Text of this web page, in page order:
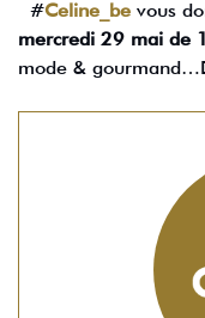
#Celine_be vous
mercredi 29 mai de
mode &